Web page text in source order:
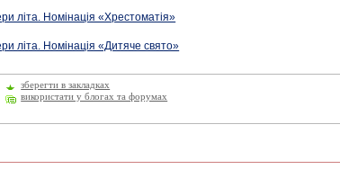
літа. Номінація «Хрестоматія»
літа. Номінація «Дитяче свято»
зберегти в закладках
використати у блогах та форумах